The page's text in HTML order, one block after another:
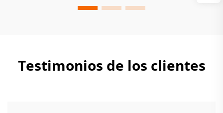
Testimonios de los clientes